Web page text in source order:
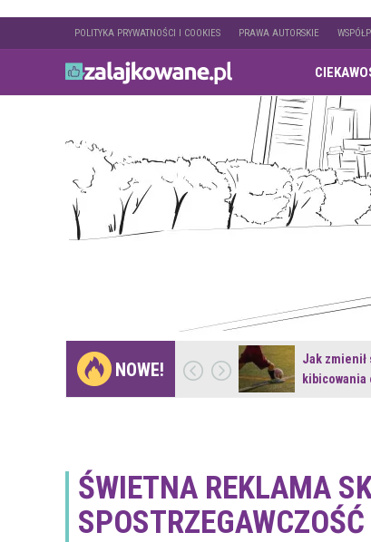
POLITYKA PRYWATNOŚCI I COOKIES PRAWA AUTORSKIE
NOWE!
Gdzie pojechać na
weekend z naturą w…
Jak zmienił
ŚWIETNA REKLAMA
SPOSTRZEGAWCZOŚĆ